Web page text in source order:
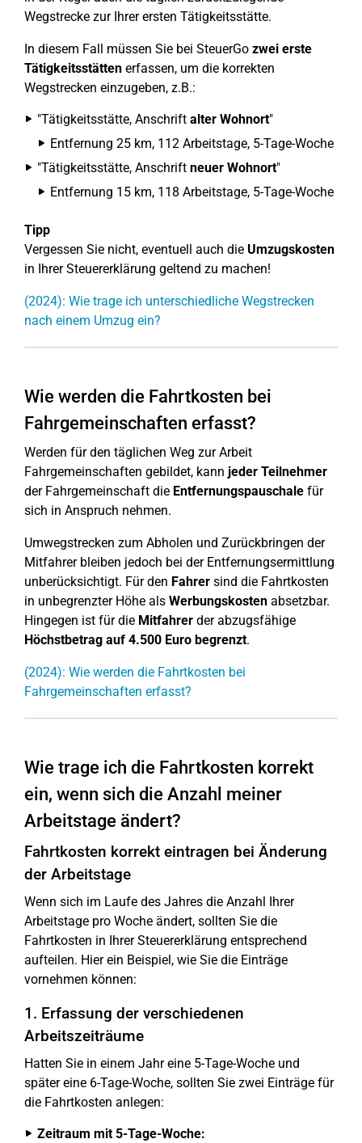
Wegstrecke zur Ihrer ersten Tätigkeitsstätte.
In diesem Fall müssen Sie bei SteuerGo zwei erste
Tätigkeitsstätten erfassen, um die korrekten
Wegstrecken einzugeben, z.B.:
"Tätigkeitsstätte, Anschrift alter Wohnort"
Entfernung 25 km, 112 Arbeitstage, 5-Tage-Woche
"Tätigkeitsstätte, Anschrift neuer Wohnort"
Entfernung 15 km, 118 Arbeitstage, 5-Tage-Woche
Tipp
Vergessen Sie nicht, eventuell auch die Umzugskosten
in Ihrer Steuererklärung geltend zu machen!
(2024): Wie trage ich unterschiedliche Wegstrecken
nach einem Umzug ein?
Wie werden die Fahrtkosten bei
Fahrgemeinschaften erfasst?
Werden für den täglichen Weg zur Arbeit
Fahrgemeinschaften gebildet, kann jeder Teilnehmer
der Fahrgemeinschaft die Entfernungspauschale für
sich in Anspruch nehmen.
Umwegstrecken zum Abholen und Zurückbringen der
Mitfahrer bleiben jedoch bei der Entfernungsermittlung
unberücksichtigt. Für den Fahrer sind die Fahrtkosten
in unbegrenzter Höhe als Werbungskosten absetzbar.
Hingegen ist für die Mitfahrer der abzugsfähige
Höchstbetrag auf 4.500 Euro begrenzt.
(2024): Wie werden die Fahrtkosten bei
Fahrgemeinschaften erfasst?
Wie trage ich die Fahrtkosten korrekt
ein, wenn sich die Anzahl meiner
Arbeitstage ändert?
Fahrtkosten korrekt eintragen bei Änderung
der Arbeitstage
Wenn sich im Laufe des Jahres die Anzahl Ihrer
Arbeitstage pro Woche ändert, sollten Sie die
Fahrtkosten in Ihrer Steuererklärung entsprechend
aufteilen. Hier ein Beispiel, wie Sie die Einträge
vornehmen können:
1. Erfassung der verschiedenen
Arbeitszeiträume
Hatten Sie in einem Jahr eine 5-Tage-Woche und
später eine 6-Tage-Woche, sollten Sie zwei Einträge für
die Fahrtkosten anlegen:
Zeitraum mit 5-Tage-Woche: